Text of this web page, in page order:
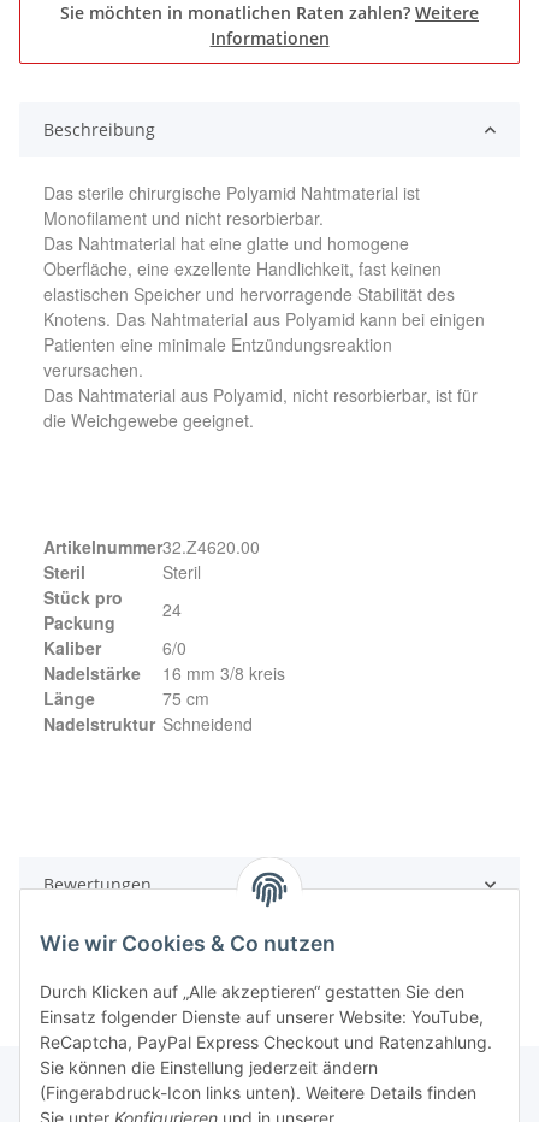
Sie möchten in monatlichen Raten zahlen? Weitere
Informationen
Beschreibung
Das sterile chirurgische Polyamid Nahtmaterial ist
Monofilament und nicht resorbierbar.
Das Nahtmaterial hat eine glatte und homogene
Oberfläche, eine exzellente Handlichkeit, fast keinen
elastischen Speicher und hervorragende Stabilität des
Knotens. Das Nahtmaterial aus Polyamid kann bei einigen
Patienten eine minimale Entzündungsreaktion
verursachen.
Das Nahtmaterial aus Polyamid, nicht resorbierbar, ist für
die Weichgewebe geeignet.
Artikelnummer32.Z4620.00
Steril
Steril
Stück pro
Packung
24
Kaliber
6/0
Nadelstärke
16 mm 3/8 kreis
Länge
75 cm
Nadelstruktur Schneidend
Bewertungen
Wie wir Cookies & Co nutzen
Durch Klicken auf „Alle akzeptieren“ gestatten Sie den
Einsatz folgender Dienste auf unserer Website: YouTube,
ReCaptcha, PayPal Express Checkout und Ratenzahlung.
Sie können die Einstellung jederzeit ändern
(Fingerabdruck-Icon links unten). Weitere Details finden